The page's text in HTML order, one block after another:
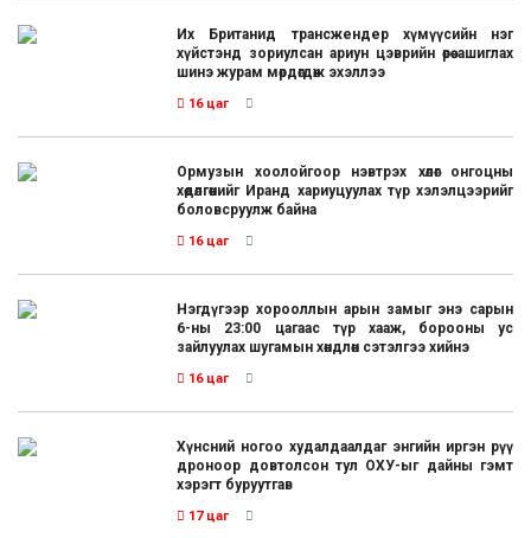
Их Британид трансжендер хүмүүсийн нэг
хүйстэнд зориулсан ариун цэврийн өрөө ашиглах
шинэ журам мөрдөгдөж эхэллээ
16 цаг
Ормузын хоолойгоор нэвтрэх хөлөг онгоцны
хөдөлгөөнийг Иранд хариуцуулах түр хэлэлцээрийг
боловсруулж байна
16 цаг
Нэгдүгээр хорооллын арын замыг энэ сарын
6-ны 23:00 цагаас түр хааж, борооны ус
зайлуулах шугамын хөндлөн сэтэлгээ хийнэ
16 цаг
Хүнсний ногоо худалдаалдаг энгийн иргэн рүү
дроноор довтолсон тул ОХУ-ыг дайны гэмт
хэрэгт буруутгав
17 цаг